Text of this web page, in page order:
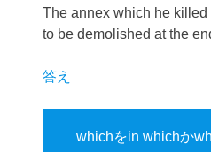
The annex which he
to be demolished at the
答え
whichをin whichか